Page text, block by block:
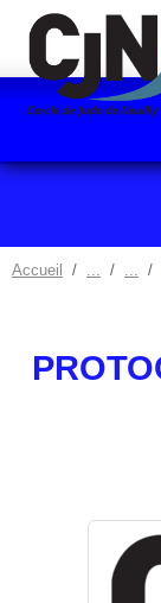
Accueil
Panneau de